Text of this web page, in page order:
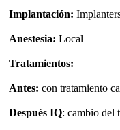
Implantación:
Anestesia: Local
Tratamientos:
Antes: con tratamiento
Después IQ: cambio del